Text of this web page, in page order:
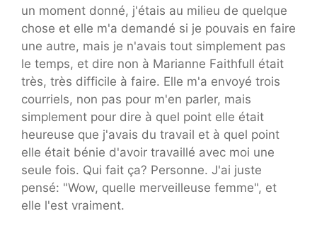
un moment donné, j'étais au milieu de quelque
chose et elle m'a demandé si je pouvais en faire
une autre, mais je n'avais tout simplement pas
le temps, et dire non à Marianne Faithfull était
très, très difficile à faire. Elle m'a envoyé trois
courriels, non pas pour m'en parler, mais
simplement pour dire à quel point elle était
heureuse que j'avais du travail et à quel point
elle était bénie d'avoir travaillé avec moi une
seule fois. Qui fait ça? Personne. J'ai juste
pensé: "Wow, quelle merveilleuse femme", et
elle l'est vraiment.